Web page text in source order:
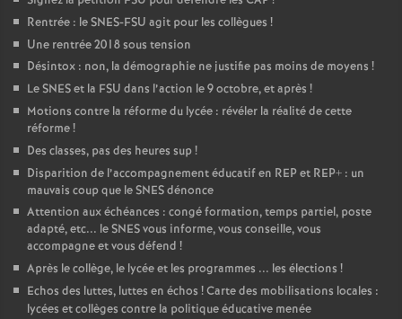
Rentrée : le SNES-FSU agit pour les collègues !
Une rentrée 2018 sous tension
Désintox : non, la démographie ne justifie pas moins de moyens !
Le SNES et la FSU dans l’action le 9 octobre, et après !
Motions contre la réforme du lycée : révéler la réalité de cette
réforme!
Des classes, pas des heures sup!
Disparition de l’accompagnement éducatif en REP et REP+ : un
mauvais coup que le SNES dénonce
Attention aux échéances : congé formation, temps partiel, poste
adapté, etc... le SNES vous informe, vous conseille, vous
accompagne et vous défend !
Après le collège, le lycée et les programmes ... les élections !
Echos des luttes, luttes en échos ! Carte des mobilisations locales :
lycées et collèges contre la politique éducative menée